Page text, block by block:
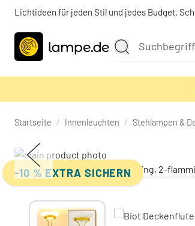
Lichtideen für jeden Stil und jedes Budget.
Startseite / Innenleuchten / Stehlampen &
-10 % EXTRA SICHERN